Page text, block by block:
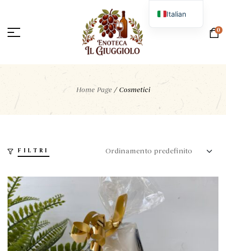
0
Home Page /Cosmetici
FILTRI
Italian